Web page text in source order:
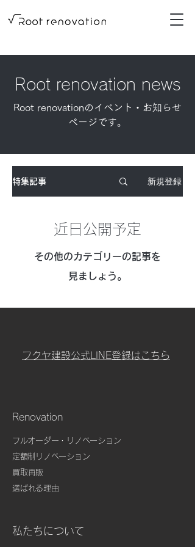
Root renovation news
Root renovationのイベント・お知らせ
ページです。
特集記事 新規登録
近日公開予定
その他のカテゴリーの記事を
見ましょう。
フクヤ建設公式LINE登録はこちら
Renovation
フルオーダー・リノベーション
定額制リノベーション
​買取再販
​選ばれる理由
私たちについて